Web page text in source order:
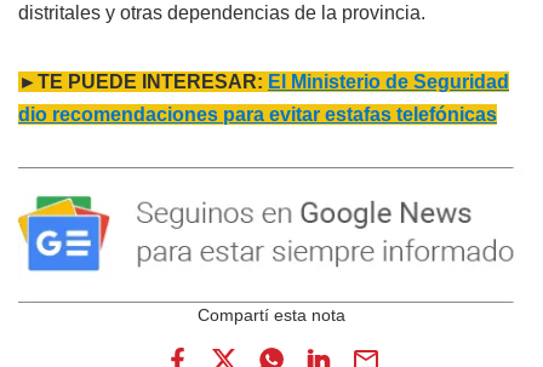
distritales y otras dependencias de la provincia.
►TE PUEDE INTERESAR: El Ministerio de Seguridad
dio recomendaciones para evitar estafas telefónicas